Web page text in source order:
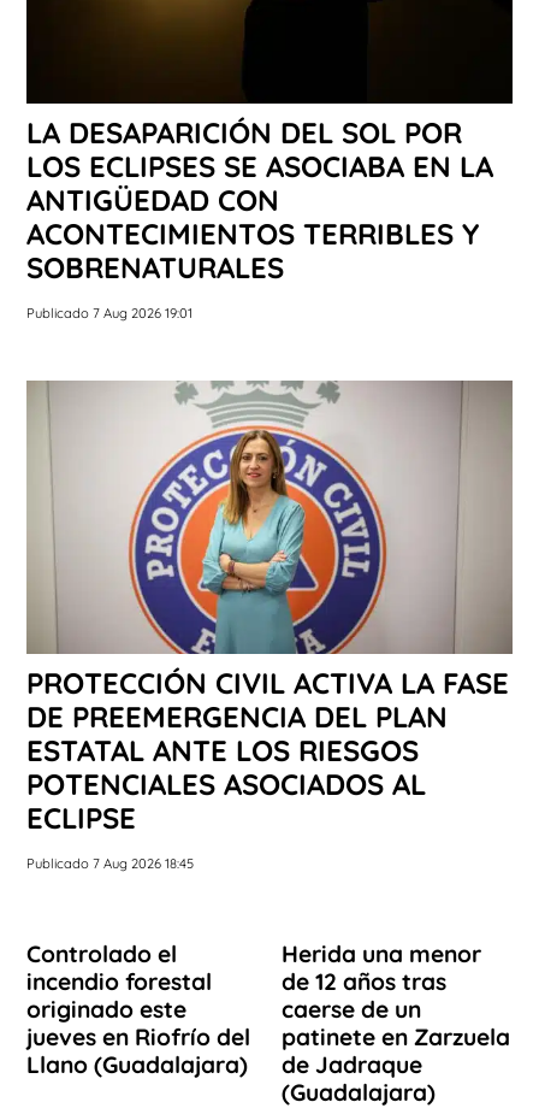
LA DESAPARICIÓN DEL SOL POR
LOS ECLIPSES SE ASOCIABA EN LA
ANTIGÜEDAD CON
ACONTECIMIENTOS TERRIBLES Y
SOBRENATURALES
Publicado 7 Aug 2026 19:01
PROTECCIÓN CIVIL ACTIVA LA FASE
DE PREEMERGENCIA DEL PLAN
ESTATAL ANTE LOS RIESGOS
POTENCIALES ASOCIADOS AL
ECLIPSE
Publicado 7 Aug 2026 18:45
Controlado el
incendio forestal
originado este
jueves en Riofrío del
Llano (Guadalajara)
Herida una menor
de 12 años tras
caerse de un
patinete en Zarzuela
de Jadraque
(Guadalajara)